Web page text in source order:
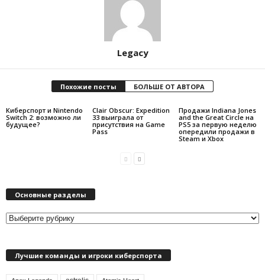
Legacy
Похожие посты БОЛЬШЕ ОТ АВТОРА
Киберспорт и Nintendo
Switch 2: возможно ли
будущее?
Clair Obscur: Expedition
33 выиграла от
присутствия на Game
Pass
Продажи Indiana Jones
and the Great Circle на
PS5 за первую неделю
опередили продажи в
Steam и Xbox
Основные разделы
О
Лучшие команды и игроки киберспорта